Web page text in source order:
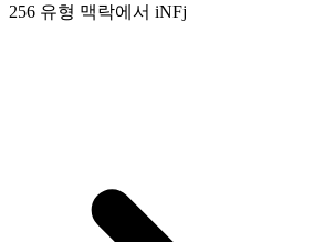
256 유형 맥락에서 iNFj